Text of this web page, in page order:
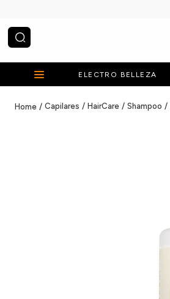
¿Qué estás buscando?
ELECTRO BELLEZA
Capilares HairCare Shampoo